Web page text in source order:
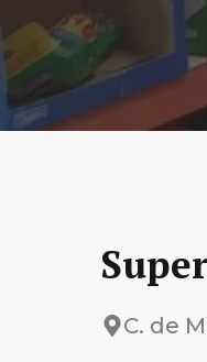
C. de